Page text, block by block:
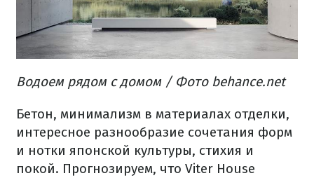
Водоем рядом с домом / Фото behance.net
Бетон, минимализм в материалах отделки,
интересное разнообразие сочетания форм
и нотки японской культуры, стихия и
покой. Прогнозируем, что Viter House